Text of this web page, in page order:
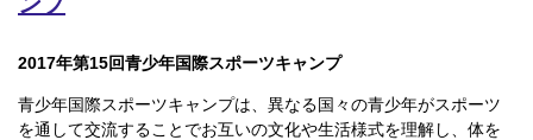
2017年第15回青少年国際スポーツキャンプ
青少年国際スポーツキャンプは、異なる国々の青少年がスポーツ
を通して交流することでお互いの文化や生活様式を理解し、体を